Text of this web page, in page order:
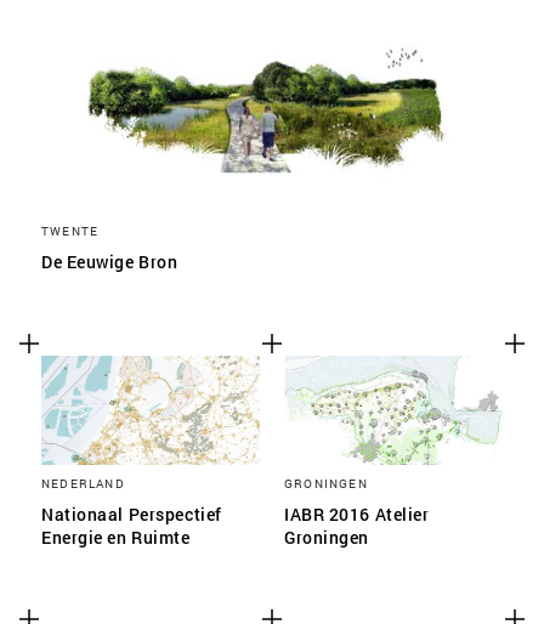
TWENTE
De Eeuwige Bron
NEDERLAND
Nationaal Perspectief
Energie en Ruimte
GRONINGEN
IABR 2016 Atelier
Groningen